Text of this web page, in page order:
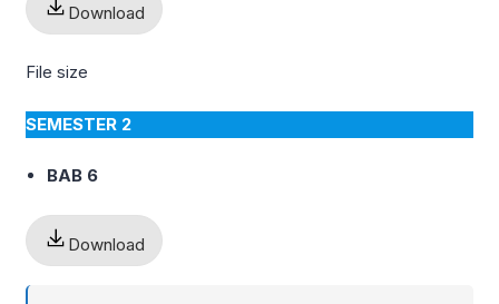
Download
File size
SEMESTER 2
BAB 6
Download